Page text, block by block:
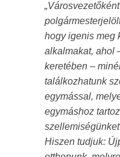
hogy igenis meg
alkalmakat, ahol
keretében –
találkozhatunk
egymással,
egymáshoz
Hiszen tudjuk: